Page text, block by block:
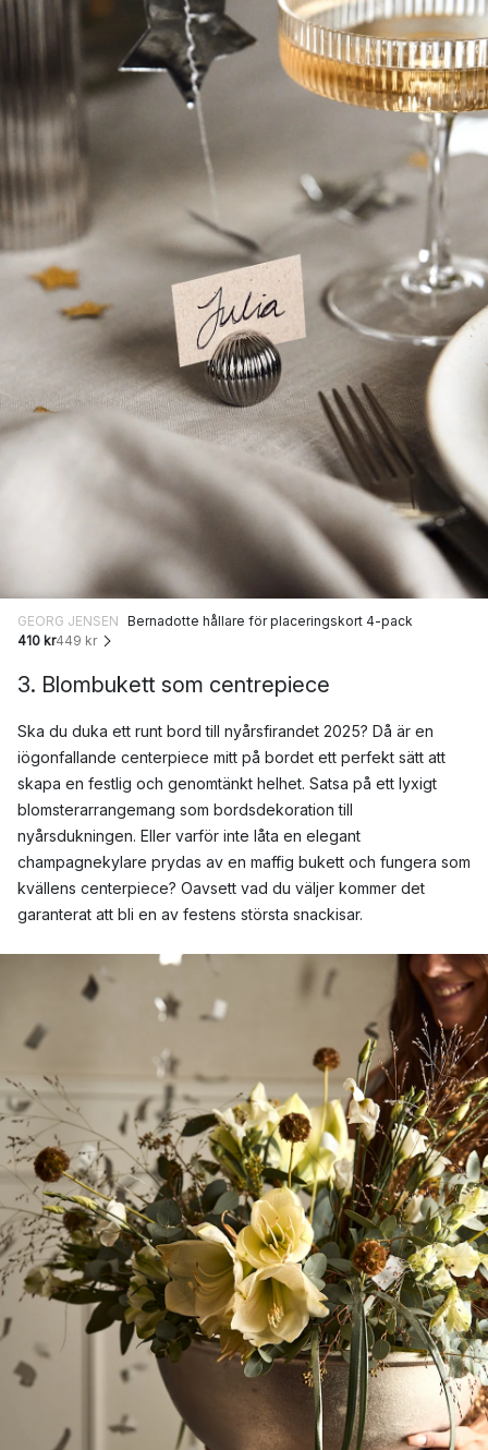
GEORG JENSEN Bernadotte hållare för placeringskort 4-pack
410 kr449 kr
3. Blombukett som centrepiece
Ska du duka ett runt bord till nyårsfirandet 2025? Då är en
iögonfallande centerpiece mitt på bordet ett perfekt sätt att
skapa en festlig och genomtänkt helhet. Satsa på ett lyxigt
blomsterarrangemang som bordsdekoration till
nyårsdukningen. Eller varför inte låta en elegant
champagnekylare prydas av en maffig bukett och fungera som
kvällens centerpiece? Oavsett vad du väljer kommer det
garanterat att bli en av festens största snackisar.